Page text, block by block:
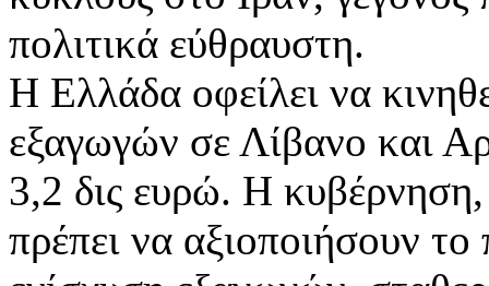
πολιτικά εύθραυστη.
Η Ελλάδα οφείλει να
εξαγωγών σε Λίβανο και
3,2 δις ευρώ. Η κυβέρνηση,
πρέπει να αξιοποιήσουν